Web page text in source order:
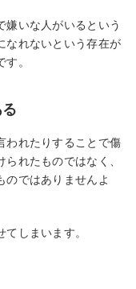
嫌いな人がいるという
なれないという存在が
。
われたりすることで傷
れたものではなく、
のではありませんよ
しまいます。